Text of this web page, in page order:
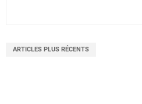
ARTICLES PLUS RÉCENTS